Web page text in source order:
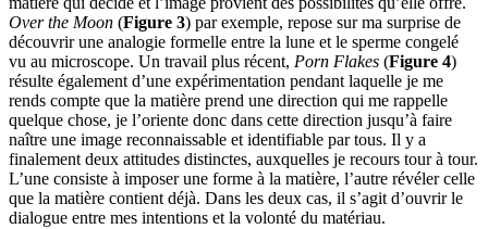
Over the Moon (Figure 3) par exemple, repose sur ma surprise de
découvrir une analogie formelle entre la lune et le sperme congelé
vu au microscope. Un travail plus récent, Porn Flakes (Figure 4)
résulte également d’une expérimentation pendant laquelle je me
rends compte que la matière prend une direction qui me rappelle
quelque chose, je l’oriente donc dans cette direction jusqu’à faire
naître une image reconnaissable et identifiable par tous. Il y a
finalement deux attitudes distinctes, auxquelles je recours tour à tour.
L’une consiste à imposer une forme à la matière, l’autre révéler celle
que la matière contient déjà. Dans les deux cas, il s’agit d’ouvrir le
dialogue entre mes intentions et la volonté du matériau.